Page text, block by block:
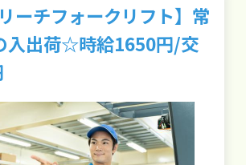
ーチフォークリフト】常
入出荷☆時給1650円/交